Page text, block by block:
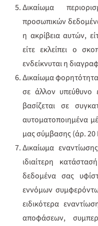
Δικαίωμα
προσωπικών
η ακρίβεια αυτών,
είτε εκλείπει ο
ενδείκνυται η
Δικαίωμα
σε άλλον υπεύθυνο
βασίζεται σε
αυτοματοποιημένα
μας σύμβασης (άρ.
Δικαίωμα
ιδιαίτερη
δεδομένα σας
εννόμων
ειδικότερα
αποφάσεων,